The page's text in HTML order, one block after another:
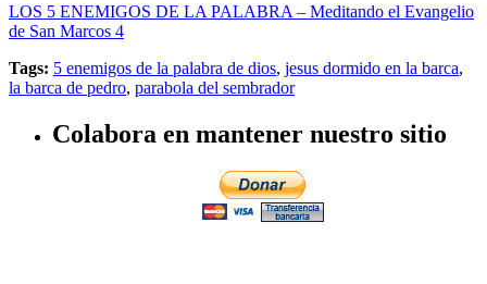
LOS 5 ENEMIGOS DE LA PALABRA – Meditando el Evangelio
de San Marcos 4
Tags: 5 enemigos de la palabra de dios, jesus dormido en la barca,
la barca de pedro, parabola del sembrador
Colabora en mantener nuestro sitio